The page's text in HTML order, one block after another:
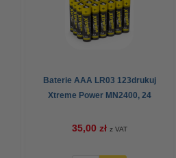
Baterie AAA LR03 123drukuj
Xtreme Power MN2400, 24
35,00 zł z VAT